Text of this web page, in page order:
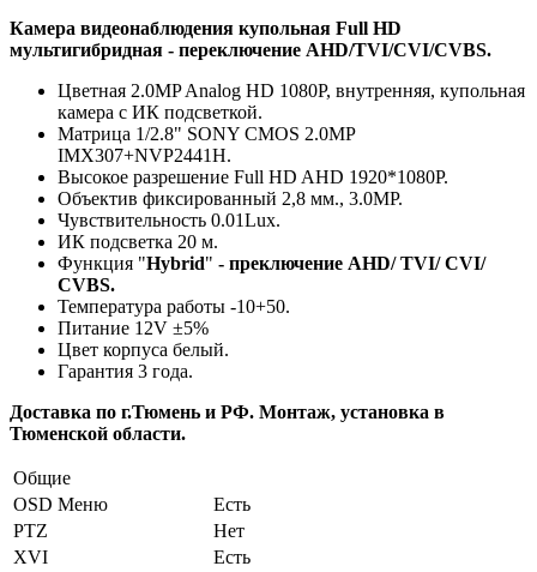
Камера видеонаблюдения купольная Full HD
мультигибридная - переключение AHD/TVI/CVI/CVBS.
Цветная 2.0MP Analog HD 1080P, внутренняя, купольная
камера с ИК подсветкой.
Матрица 1/2.8" SONY CMOS 2.0MP
IMX307+NVP2441H.
Высокое разрешение Full HD AHD 1920*1080P.
Объектив фиксированный 2,8 мм., 3.0MP.
Чувствительность 0.01Lux.
ИК подсветка 20 м.
Функция "Hybrid" - преключение AHD/ TVI/ CVI/
CVBS.
Температура работы -10+50.
Питание 12V ±5%
Цвет корпуса белый.
Гарантия 3 года.
Доставка по г.Тюмень и РФ. Монтаж, установка в
Тюменской области.
Общие
OSD Меню
Есть
PTZ
Нет
XVI
Есть